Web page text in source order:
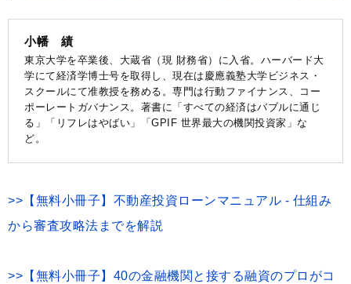
小幡 績
東京大学を卒業後、大蔵省（現 財務省）に入省。ハーバード大
学にて経済学博士号を取得し、現在は慶應義塾大学ビジネス・
スクールにて准教授を務める。専門は行動ファイナンス、コー
ポーレートガバナンス。著書に「すべての経済はバブルに通じ
る」「リフレはやばい」「GPIF 世界最大の機関投資家」な
ど。
>>【無料小冊子】不動産投資ローンマニュアル - 仕組み
から審査攻略法までを解説
>>【無料小冊子】40の金融機関と接する融資のプロがコ